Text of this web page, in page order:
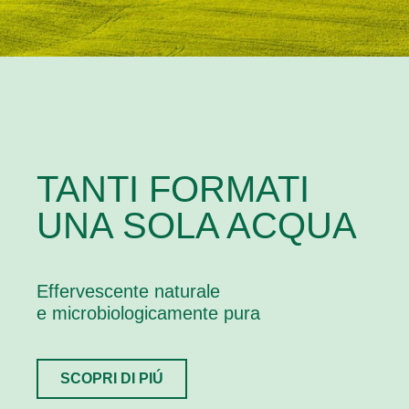
TANTI FORMATI
UNA SOLA ACQUA
Effervescente naturale
e microbiologicamente pura
SCOPRI DI PIÚ